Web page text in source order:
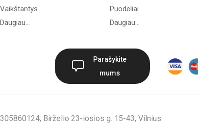
Vaikštantys
Daugiau...
Puodeliai
Daugiau...
Parašykite
mums
Birželio 23-iosios g. 15-43, Vilnius